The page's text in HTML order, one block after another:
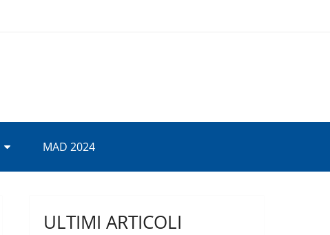
MAD 2024
ULTIMI ARTICOLI